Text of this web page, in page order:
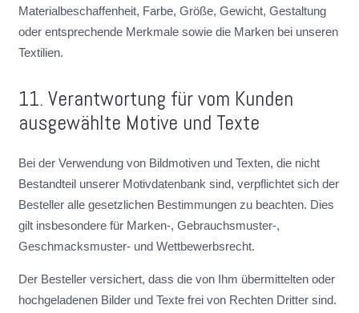
Materialbeschaffenheit, Farbe, Größe, Gewicht, Gestaltung
oder entsprechende Merkmale sowie die Marken bei unseren
Textilien.
11. Verantwortung für vom Kunden
ausgewählte Motive und Texte
Bei der Verwendung von Bildmotiven und Texten, die nicht
Bestandteil unserer Motivdatenbank sind, verpflichtet sich der
Besteller alle gesetzlichen Bestimmungen zu beachten. Dies
gilt insbesondere für Marken-, Gebrauchsmuster-,
Geschmacksmuster- und Wettbewerbsrecht.
Der Besteller versichert, dass die von Ihm übermittelten oder
hochgeladenen Bilder und Texte frei von Rechten Dritter sind.